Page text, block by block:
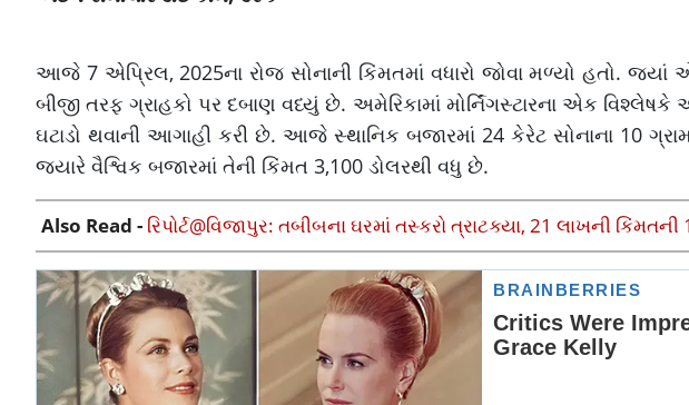
આજે 7 એપ્રિલ, 2025ના રોજ સોનાની કિંમતમાં વધારો જોવા મળ્યો હતો.
બીજી તરફ ગ્રાહકો પર દબાણ વધ્યું છે. અમેરિકામાં મોર્નિંગસ્ટારના એક વિશ્લેષકે
ઘટાડો થવાની આગાહી કરી છે. આજે સ્થાનિક બજારમાં 24 કેરેટ સોનાના 10
જ્યારે વૈશ્વિક બજારમાં તેની કિંમત 3,100 ડોલરથી વધુ છે.
Also Read - રિપોર્ટ@વિજાપુર: તબીબના ઘરમાં તસ્કરો ત્રાટક્યા, 21 લાખની કિંમતની